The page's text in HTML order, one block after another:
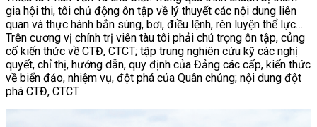
gia hội thi, tôi chủ động ôn tập về lý thuyết các nội dung liên
quan và thực hành bắn súng, bơi, điều lệnh, rèn luyện thể lực…
Trên cương vị chính trị viên tàu tôi phải chú trọng ôn tập, củng
cố kiến thức về CTĐ, CTCT; tập trung nghiên cứu kỹ các nghị
quyết, chỉ thị, hướng dẫn, quy định của Đảng các cấp, kiến thức
về biển đảo, nhiệm vụ, đột phá của Quân chủng; nội dung đột
phá CTĐ, CTCT.